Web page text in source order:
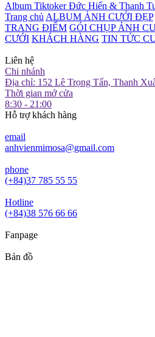
Album Tiktoker Đức Hiển & Thanh
Trang chủ ALBUM ẢNH CƯỚI ĐẸP
TRANG ĐIỂM GÓI CHỤP ẢNH
CƯỚI KHÁCH HÀNG TIN TỨC
Liên hệ
Chi nhánh
Địa chỉ: 152 Lê Trọng Tấn, Thanh
Thời gian mở cửa
8:30 - 21:00
Hỗ trợ khách hàng
email
anhvienmimosa@gmail.com
phone
(+84)37 785 55 55
Hotline
(+84)38 576 66 66
Fanpage
Bản đồ